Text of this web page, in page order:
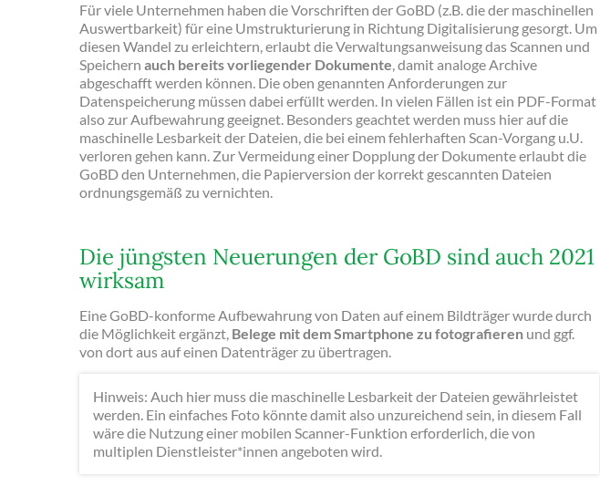
Für viele Unternehmen haben die Vorschriften der GoBD (z.B. die der maschinellen
Auswertbarkeit) für eine Umstrukturierung in Richtung Digitalisierung gesorgt. Um
diesen Wandel zu erleichtern, erlaubt die Verwaltungsanweisung das Scannen und
Speichern auch bereits vorliegender Dokumente, damit analoge Archive
abgeschafft werden können. Die oben genannten Anforderungen zur
Datenspeicherung müssen dabei erfüllt werden. In vielen Fällen ist ein PDF-Format
also zur Aufbewahrung geeignet. Besonders geachtet werden muss hier auf die
maschinelle Lesbarkeit der Dateien, die bei einem fehlerhaften Scan-Vorgang u.U.
verloren gehen kann. Zur Vermeidung einer Dopplung der Dokumente erlaubt die
GoBD den Unternehmen, die Papierversion der korrekt gescannten Dateien
ordnungsgemäß zu vernichten.
Die jüngsten Neuerungen der GoBD sind auch 2021
wirksam
Eine GoBD-konforme Aufbewahrung von Daten auf einem Bildträger wurde durch
die Möglichkeit ergänzt, Belege mit dem Smartphone zu fotografieren und ggf.
von dort aus auf einen Datenträger zu übertragen.
Hinweis: Auch hier muss die maschinelle Lesbarkeit der Dateien gewährleistet
werden. Ein einfaches Foto könnte damit also unzureichend sein, in diesem Fall
wäre die Nutzung einer mobilen Scanner-Funktion erforderlich, die von
multiplen Dienstleister*innen angeboten wird.